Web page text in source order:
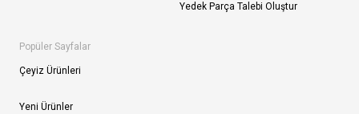
Yedek Parça Talebi Oluştur
Popüler Sayfalar
Çeyiz Ürünleri
Yeni Ürünler